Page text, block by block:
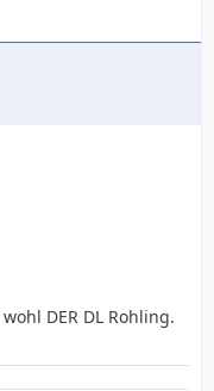
DER DL Rohling.